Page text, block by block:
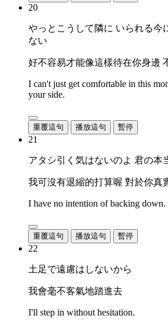
20
やっとこうして隣に いられる今
ない
好不容易才能像這樣待在你身邊
I can't just get comfortable in this
your side.
重覆這句 播放這句 暫停
21
アタシ引く気はないのよ 君の本
我可沒有退縮的打算喔 對於你真
I have no intention of backing down.
重覆這句 播放這句 暫停
22
土足で遠慮はしないから
我會毫不客氣地踏進去
I'll step in without hesitation.